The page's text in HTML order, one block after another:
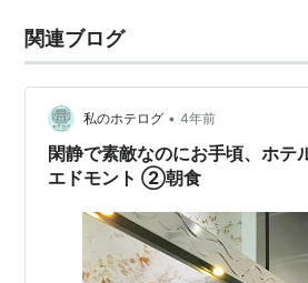
関連ブログ
私のホテログ • 4年前
閑静で素敵なのにお手頃、ホテ
エドモント ②朝食